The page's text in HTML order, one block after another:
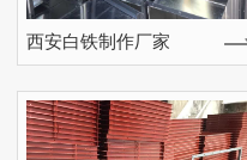
西安白铁制作厂家